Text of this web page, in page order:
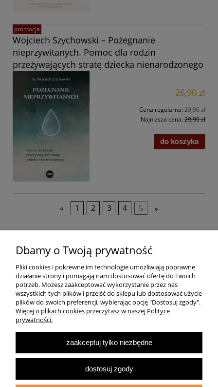
Wojciech Szychowski – Pożegnanie
nieprzywitanych. Pomoc dla rodzin
przeżywających stratę dziecka nienarodzonego
26,90 zł
Cena regularna: 29,90 zł
Najniższa cena: 29,90 zł
do koszyka
promocja
« 1 2 3 4 5 »
Pomoc
Dostawa
Moje konto
Największa Księgarnia Internetowa Po Prawej Stronie, ulubiona księgarnia
Multibook.pl- Wszelkie prawa zastrzeżone.
Księgarnia prawicowa, prawicowe książki, katolicyzm, tradycjonalizm, patriotyzm,
Dbamy o Twoją prywatność
Pliki cookies i pokrewne im technologie umożliwiają poprawne
działanie strony i pomagają nam dostosować ofertę do Twoich
potrzeb. Możesz zaakceptować wykorzystanie przez nas
wszystkich tych plików i przejść do sklepu lub dostosować użycie
plików do swoich preferencji, wybierając opcję "Dostosuj zgody".
Więcej o plikach cookies przeczytasz w naszej Polityce
prywatności.
zaakceptuj tylko niezbędne
dostosuj zgody